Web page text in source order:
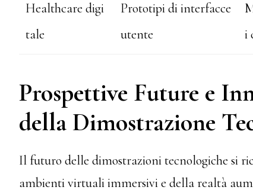
Healthcare digi
tale
Prototipi di interfacce
utente
i
Prospettive Future e
della Dimostrazione
Il futuro delle dimostrazioni tecnologiche si
ambienti virtuali immersivi e della realtà